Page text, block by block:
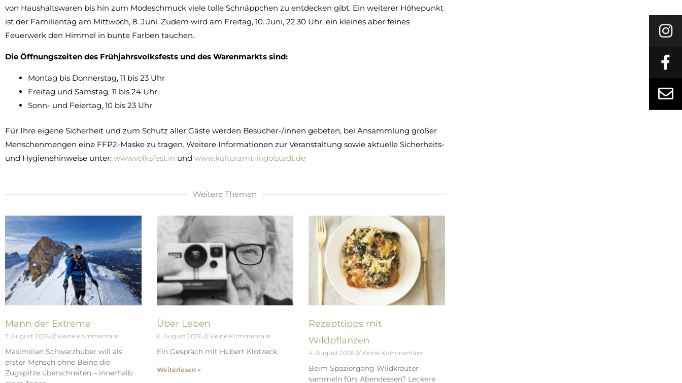
von Haushaltswaren bis hin zum Modeschmuck viele tolle Schnäppchen zu entdecken gibt. Ein weiterer Höhepunkt
ist der Familientag am Mittwoch, 8. Juni. Zudem wird am Freitag, 10. Juni, 22.30 Uhr, ein kleines aber feines
Feuerwerk den Himmel in bunte Farben tauchen.
Die Öffnungszeiten des Frühjahrsvolksfests und des Warenmarkts sind:
Montag bis Donnerstag, 11 bis 23 Uhr
Freitag und Samstag, 11 bis 24 Uhr
Sonn- und Feiertag, 10 bis 23 Uhr
Für Ihre eigene Sicherheit und zum Schutz aller Gäste werden Besucher-/innen gebeten, bei Ansammlung großer
Menschenmengen eine FFP2-Maske zu tragen. Weitere Informationen zur Veranstaltung sowie aktuelle Sicherheits-
und Hygienehinweise unter: www.volksfest.in und www.kulturamt-ingolstadt.de
Weitere Themen
Mann der Extreme
7. August 2026 Keine Kommentare
Maximilian Schwarzhuber will als
erster Mensch ohne Beine die
Zugspitze überschreiten – innerhalb
Über Leben
6. August 2026 Keine Kommentare
Ein Gespräch mit Hubert Klotzeck.
Weiterlesen »
Rezepttipps mit
Wildpflanzen
4. August 2026 Keine Kommentare
Beim Spaziergang Wildkräuter
sammeln fürs Abendessen? Leckere